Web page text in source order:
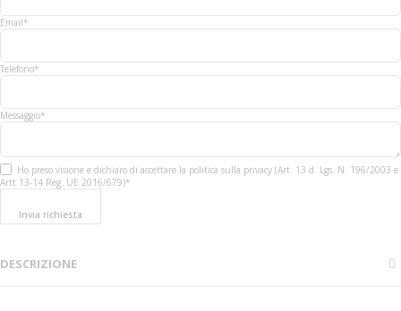
Email*
Telefono*
Messaggio*
Ho preso visione e dichiaro di accettare la politica sulla privacy (Art. 13 d. Lgs. N. 196/2003 e
Artt 13-14 Reg. UE 2016/679)*
Invia richiesta
DESCRIZIONE